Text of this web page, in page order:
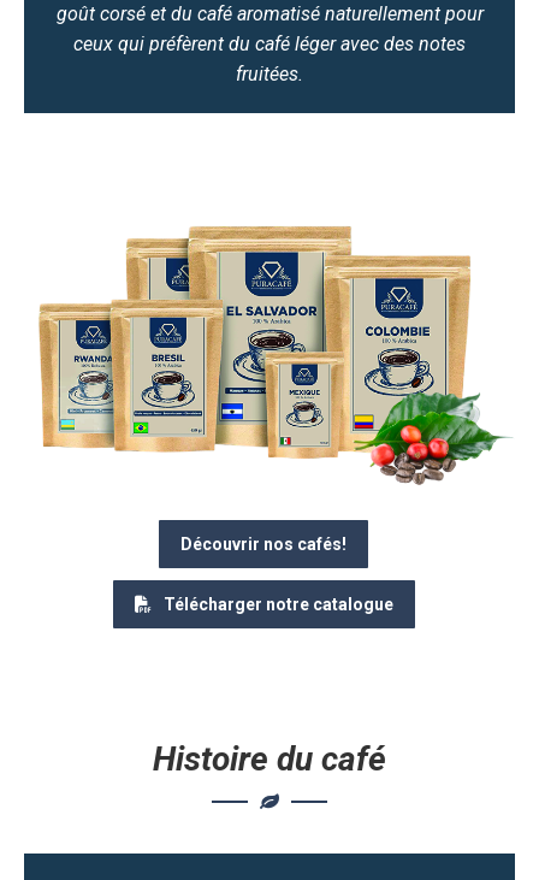
goût corsé et du café aromatisé naturellement pour
ceux qui préfèrent du café léger avec des notes
fruitées.
Découvrir nos cafés!
Télécharger notre catalogue
Histoire du café